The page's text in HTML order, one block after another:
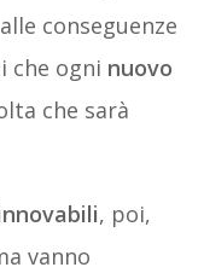
conseguenze
che ogni nuovo
che sarà
, poi,
vanno